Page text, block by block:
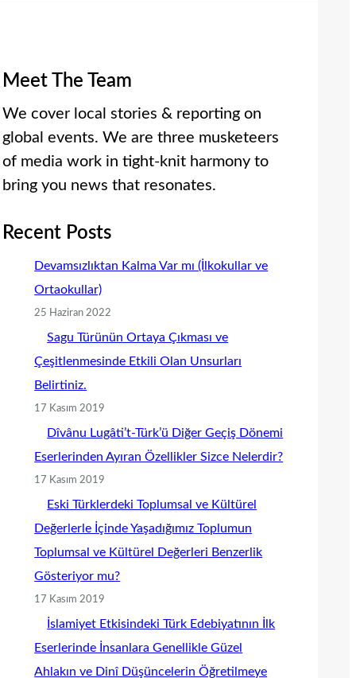
Meet The Team
We cover local stories & reporting on
global events. We are three musketeers
of media work in tight-knit harmony to
bring you news that resonates.
Recent Posts
Devamsızlıktan Kalma Var mı (İlkokullar ve
Ortaokullar)
25 Haziran 2022
Sagu Türünün Ortaya Çıkması ve
Çeşitlenmesinde Etkili Olan Unsurları
Belirtiniz.
17 Kasım 2019
Dîvânu Lugâti’t-Türk’ü Diğer Geçiş Dönemi
Eserlerinden Ayıran Özellikler Sizce Nelerdir?
17 Kasım 2019
Eski Türklerdeki Toplumsal ve Kültürel
Değerlerle İçinde Yaşadığımız Toplumun
Toplumsal ve Kültürel Değerleri Benzerlik
Gösteriyor mu?
17 Kasım 2019
İslamiyet Etkisindeki Türk Edebiyatının İlk
Eserlerinde İnsanlara Genellikle Güzel
Ahlakın ve Dinî Düşüncelerin Öğretilmeye